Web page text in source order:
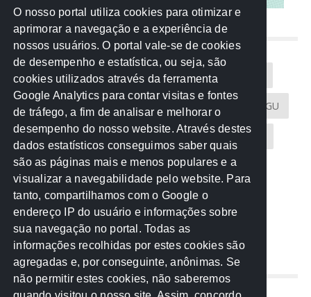
NUVEM DE TAGS
Acontece na Rede AGU AMM
Atricon Audicom CAU-MT CGU
CREA-MT Eventos MPC-MT MPE-MT
MPF Notícias PF PGE-MT PGR
Receita Federal Sem categoria
TCE-MT TCU TRE
REDE NOS ESTADOS
O nosso portal utiliza cookies para otimizar e
aprimorar a navegação e a experiência de
nossos usuários. O portal vale-se de cookies
de desempenho e estatística, ou seja, são
cookies utilizados através da ferramenta
Google Analytics para contar visitas e fontes
de tráfego, a fim de analisar e melhorar o
desempenho do nosso website. Através destes
dados estatísticos conseguimos saber quais
são as páginas mais e menos populares e a
visualizar a navegabilidade pelo website. Para
tanto, compartilhamos com o Google o
endereço IP do usuário e informações sobre
sua navegação no portal. Todas as
informações recolhidas por estes cookies são
agregadas e, por conseguinte, anônimas. Se
não permitir estes cookies, não saberemos